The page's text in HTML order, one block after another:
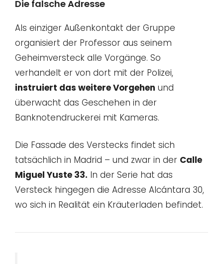
Die falsche Adresse
Als einziger Außenkontakt der Gruppe
organisiert der Professor aus seinem
Geheimversteck alle Vorgänge. So
verhandelt er von dort mit der Polizei,
instruiert das weitere Vorgehen und
überwacht das Geschehen in der
Banknotendruckerei mit Kameras.
Die Fassade des Verstecks findet sich
tatsächlich in Madrid – und zwar in der Calle
Miguel Yuste 33. In der Serie hat das
Versteck hingegen die Adresse Alcántara 30,
wo sich in Realität ein Kräuterladen befindet.